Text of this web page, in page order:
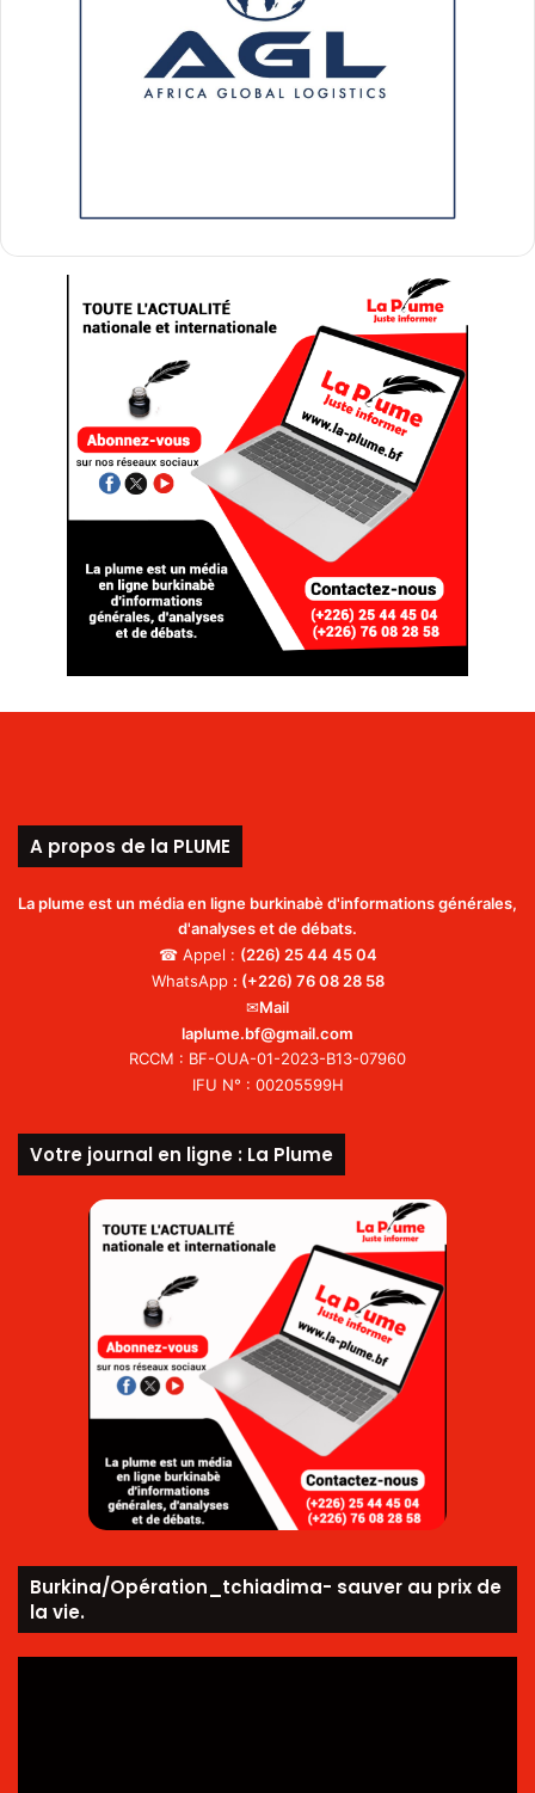
A propos de la PLUME
La plume est un média en ligne burkinabè d'informations générales,
d'analyses et de débats.
☎ Appel : (226) 25 44 45 04
WhatsApp : (+226) 76 08 28 58
✉Mail
laplume.bf@gmail.com
RCCM : BF-OUA-01-2023-B13-07960
IFU N° : 00205599H
Votre journal en ligne : La Plume
Burkina/Opération_tchiadima- sauver au prix de
la vie.